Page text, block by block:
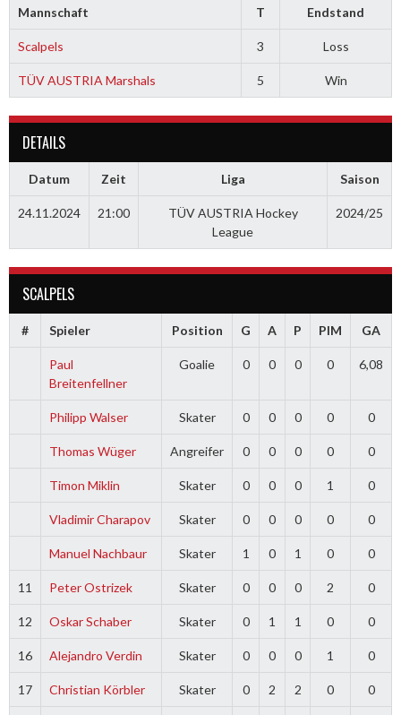
Mannschaft T Endstand
Scalpels 3 Loss
TÜV AUSTRIA Marshals 5 Win
DETAILS
Datum Zeit Liga Saison
24.11.2024 21:00
TÜV AUSTRIA Hockey
League
2024/25
SCALPELS
# Spieler Position G A P PIM GA
Paul
Breitenfellner
Goalie 0 0 0 0 6,08
Philipp Walser Skater 0 0 0 0 0
Thomas Wüger Angreifer 0 0 0 0 0
Timon Miklin Skater 0 0 0 1 0
Vladimir Charapov Skater 0 0 0 0 0
Manuel Nachbaur Skater 1 0 1 0 0
11 Peter Ostrizek Skater 0 0 0 2 0
12 Oskar Schaber Skater 0 1 1 0 0
16 Alejandro Verdin Skater 0 0 0 1 0
17 Christian Körbler Skater 0 2 2 0 0